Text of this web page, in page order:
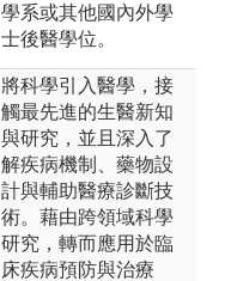
學系或其他國內外學
士後醫學位。
將科學引入醫學，接
觸最先進的生醫新知
與研究，並且深入了
解疾病機制、藥物設
計與輔助醫療診斷技
術。藉由跨領域科學
研究，轉而應用於臨
床疾病預防與治療